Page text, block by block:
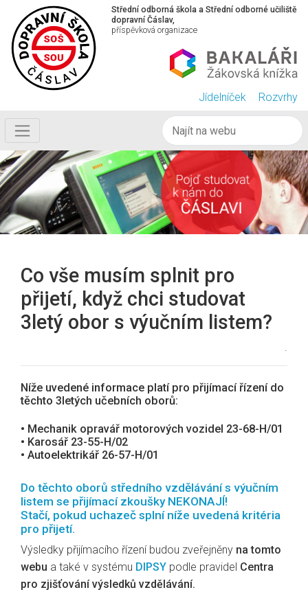
Střední odborná škola a Střední odborné učiliště
dopravní Čáslav,
příspěvková organizace
Jídelníček Rozvrhy
Co vše musím splnit pro
přijetí, když chci studovat
3letý obor s výučním listem?
.
Níže uvedené informace platí pro přijímací řízení do
těchto 3letých učebních oborů:
• Mechanik opravář motorových vozidel 23-68-H/01
• Karosář 23-55-H/02
• Autoelektrikář 26-57-H/01
Do těchto oborů středního vzdělávání s výučním
listem se přijímací zkoušky NEKONAJÍ!
Stačí, pokud uchazeč splní níže uvedená kritéria
pro přijetí.
Výsledky přijímacího řízení budou zveřejněny na tomto
webu a také v systému DIPSY podle pravidel Centra
pro zjišťování výsledků vzdělávání.